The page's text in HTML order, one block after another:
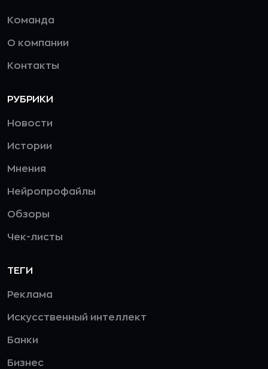
Команда
О компании
Контакты
РУБРИКИ
Новости
Истории
Мнения
Нейропрофайлы
Обзоры
Чек-листы
ТЕГИ
Реклама
Искусственный интеллект
Банки
Бизнес